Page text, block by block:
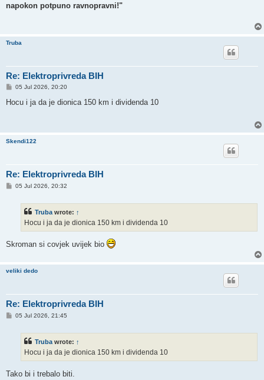
napokon potpuno ravnopravni!"
Truba
Re: Elektroprivreda BIH
P
s
05 Jul 2026, 20:20
Hocu i ja da je dionica 150 km i dividenda 10
Skendi122
Re: Elektroprivreda BIH
P05 Jul 2026, 20:32
Truba wrote: ↑
Hocu i ja da je dionica 150 km i dividenda 10
Skroman si covjek uvijek bio
veliki dedo
Re: Elektroprivreda BIH
P05 Jul 2026, 21:45
Truba wrote: ↑
Hocu i ja da je dionica 150 km i dividenda 10
Tako bi i trebalo biti.